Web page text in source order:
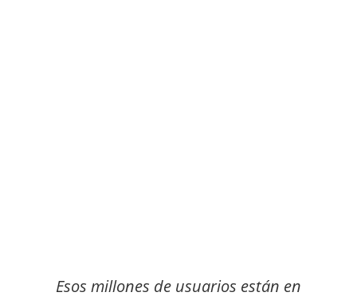
Esos millones de usuarios están en